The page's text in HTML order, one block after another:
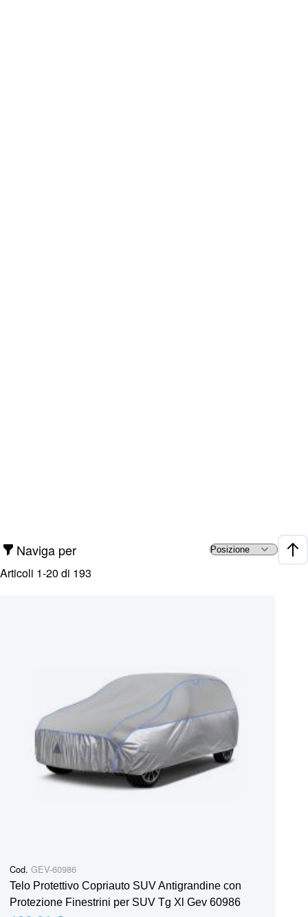
Naviga per
Articoli 1-20 di 193
Cod. GEV-60986
Telo Protettivo Copriauto SUV Antigrandine con
Protezione Finestrini per SUV Tg Xl Gev 60986